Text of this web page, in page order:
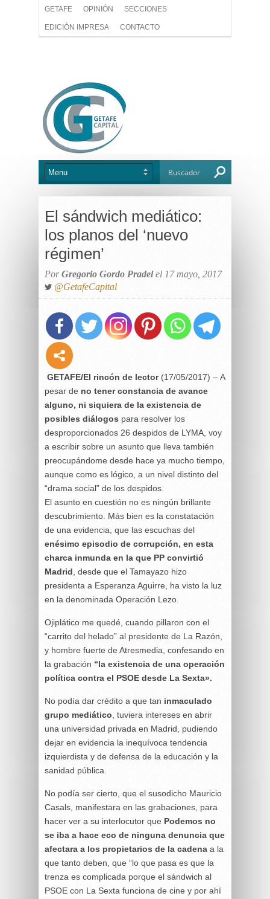
GETAFE OPINIÓN SECCIONES
EDICIÓN IMPRESA CONTACTO
El sándwich mediático:
los planos del ‘nuevo
régimen’
PorGregorio Gordo Pradelel 17 mayo, 2017
@GetafeCapital
GETAFE/El rincón de lector(17/05/2017) – A
pesar de no tener constancia de avance
alguno, ni siquiera de la existencia de
posibles diálogos para resolver los
desproporcionados 26 despidos de LYMA, voy
a escribir sobre un asunto que lleva también
preocupándome desde hace ya mucho tiempo,
aunque como es lógico, a un nivel distinto del
“drama social” de los despidos.
El asunto en cuestión no es ningún brillante
descubrimiento. Más bien es la constatación
de una evidencia, que las escuchas del
enésimo episodio de corrupción, en esta
charca inmunda en la que PP convirtió
Madrid , desde que el Tamayazo hizo
presidenta a Esperanza Aguirre, ha visto la luz
en la denominada Operación Lezo.
Ojiplático me quedé, cuando pillaron con el
“carrito del helado” al presidente de La Razón,
y hombre fuerte de Atresmedia, confesando en
la grabación “la existencia de una operación
política contra el PSOE desde La Sexta».
No podía dar crédito a que tan inmaculado
grupo mediático , tuviera intereses en abrir
una universidad privada en Madrid, pudiendo
dejar en evidencia la inequívoca tendencia
izquierdista y de defensa de la educación y la
sanidad pública.
No podía ser cierto, que el susodicho Mauricio
Casals, manifestara en las grabaciones, para
hacer ver a su interlocutor que Podemos no
se iba a hace eco de ninguna denuncia que
afectara a los propietarios de la cadena a la
que tanto deben, que “lo que pasa es que la
trenza es complicada porque el sándwich al
PSOE con La Sexta funciona de cine y por ahí